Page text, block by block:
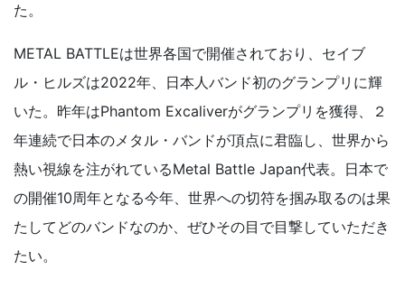
た。
METAL BATTLEは世界各国で開催されており、セイブ
ル・ヒルズは2022年、日本人バンド初のグランプリに輝
いた。昨年はPhantom Excaliverがグランプリを獲得、２
年連続で日本のメタル・バンドが頂点に君臨し、世界から
熱い視線を注がれているMetal Battle Japan代表。日本で
の開催10周年となる今年、世界への切符を掴み取るのは果
たしてどのバンドなのか、ぜひその目で目撃していただき
たい。